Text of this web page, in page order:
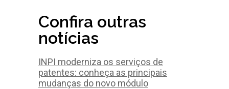
Confira outras
notícias
INPI moderniza os serviços de
patentes: conheça as principais
mudanças do novo módulo